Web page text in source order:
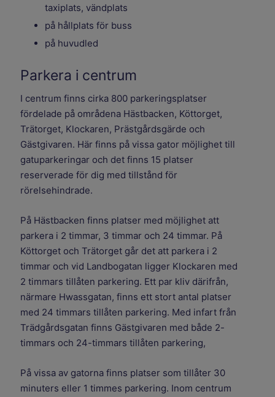
taxiplats, vändplats
på hållplats för buss
på huvudled
Parkera i centrum
I centrum finns cirka 800 parkeringsplatser
fördelade på områdena Hästbacken, Köttorget,
Trätorget, Klockaren, Prästgårdsgärde och
Gästgivaren. Här finns på vissa gator möjlighet till
gatuparkeringar och det finns 15 platser
reserverade för dig med tillstånd för
rörelsehindrade.
På Hästbacken finns platser med möjlighet att
parkera i 2 timmar, 3 timmar och 24 timmar. På
Köttorget och Trätorget går det att parkera i 2
timmar och vid Landbogatan ligger Klockaren med
2 timmars tillåten parkering. Ett par kliv därifrån,
närmare Hwassgatan, finns ett stort antal platser
med 24 timmars tillåten parkering. Med infart från
Trädgårdsgatan finns Gästgivaren med både 2-
timmars och 24-timmars tillåten parkering,
På vissa av gatorna finns platser som tillåter 30
minuters eller 1 timmes parkering. Inom centrum